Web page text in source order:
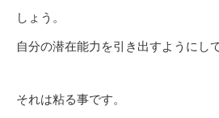
しょう。
自分の潜在能力を引き出すようにし
それは粘る事です。